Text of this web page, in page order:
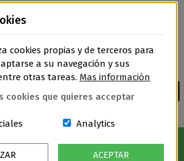
Entrada reduïda
gratuïta
Añadir a la cesta y compra
cookies propias y de terceros para
a su navegación y sus
otras tareas. Mas información
cookies que quieres acceptar
Estas cookies són essenciales para
AnalyticsCookies related
ACEPTAR